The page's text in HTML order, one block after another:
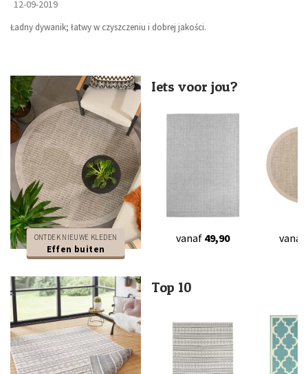
12-09-2019
Ładny dywanik; łatwy w czyszczeniu i dobrej jakości.
ONTDEK NIEUWE KLEDEN
Effen buiten
Iets voor jou?
vanaf 49,90 vanaf
Top 10